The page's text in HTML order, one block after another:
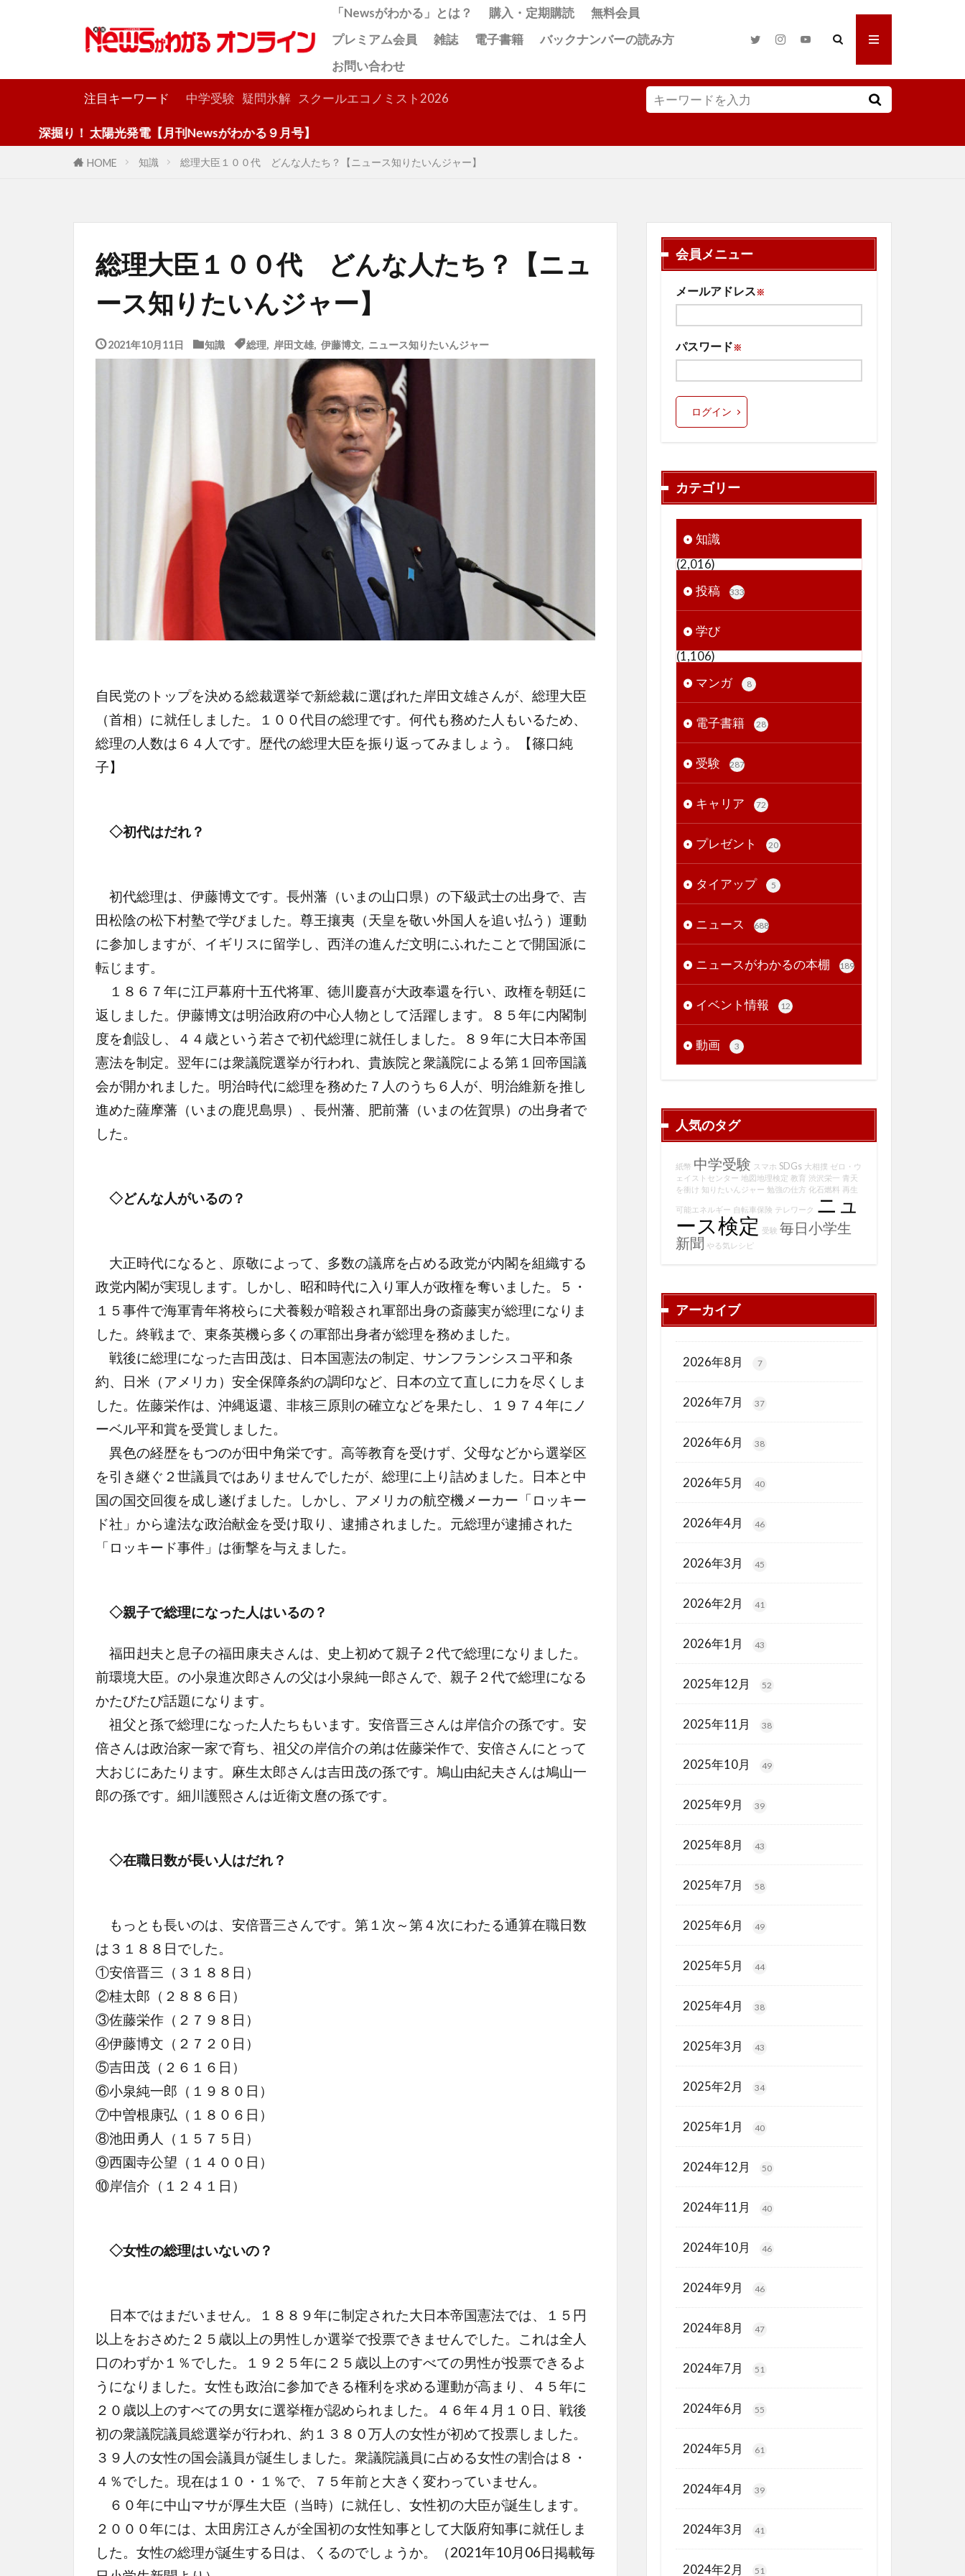
「Newsがわかる」とは？ 購入・定期購読
無料会員
プレミアム会員
雑誌 電子書籍
バックナンバーの読み方
お問い合わせ
注目キーワード 中学受験 疑問氷解 スクールエコノミスト2026
太陽光発電【月刊Newsがわかる９月号】
HOME 知識 総理大臣１００代 どんな人たち？【ニュース知りたいんジャー】
総理大臣１００代 どんな人たち？【ニュ
ース知りたいんジャー】
2021年10月11日 知識 総理 岸田文雄, 伊藤博文, ニュース知りたいんジャー
自民党のトップを決める総裁選挙で新総裁に選ばれた岸田文雄さんが、総理大臣
（首相）に就任しました。１００代目の総理です。何代も務めた人もいるため、
総理の人数は６４人です。歴代の総理大臣を振り返ってみましょう。【篠口純
子】
◇初代はだれ？
初代総理は、伊藤博文です。長州藩（いまの山口県）の下級武士の出身で、吉
田松陰の松下村塾で学びました。尊王攘夷（天皇を敬い外国人を追い払う）運動
に参加しますが、イギリスに留学し、西洋の進んだ文明にふれたことで開国派に
転じます。
１８６７年に江戸幕府十五代将軍、徳川慶喜が大政奉還を行い、政権を朝廷に
返しました。伊藤博文は明治政府の中心人物として活躍します。８５年に内閣制
度を創設し、４４歳という若さで初代総理に就任しました。８９年に大日本帝国
憲法を制定。翌年には衆議院選挙が行われ、貴族院と衆議院による第１回帝国議
会が開かれました。明治時代に総理を務めた７人のうち６人が、明治維新を推し
進めた薩摩藩（いまの鹿児島県）、長州藩、肥前藩（いまの佐賀県）の出身者で
した。
◇どんな人がいるの？
大正時代になると、原敬によって、多数の議席を占める政党が内閣を組織する
政党内閣が実現します。しかし、昭和時代に入り軍人が政権を奪いました。５・
１５事件で海軍青年将校らに犬養毅が暗殺され軍部出身の斎藤実が総理になりま
した。終戦まで、東条英機ら多くの軍部出身者が総理を務めました。
戦後に総理になった吉田茂は、日本国憲法の制定、サンフランシスコ平和条
約、日米（アメリカ）安全保障条約の調印など、日本の立て直しに力を尽くしま
した。佐藤栄作は、沖縄返還、非核三原則の確立などを果たし、１９７４年にノ
ーベル平和賞を受賞しました。
異色の経歴をもつのが田中角栄です。高等教育を受けず、父母などから選挙区
を引き継ぐ２世議員ではありませんでしたが、総理に上り詰めました。日本と中
国の国交回復を成し遂げました。しかし、アメリカの航空機メーカー「ロッキー
ド社」から違法な政治献金を受け取り、逮捕されました。元総理が逮捕された
「ロッキード事件」は衝撃を与えました。
◇親子で総理になった人はいるの？
福田赳夫と息子の福田康夫さんは、史上初めて親子２代で総理になりました。
前環境大臣。の小泉進次郎さんの父は小泉純一郎さんで、親子２代で総理になる
かたびたび話題になります。
祖父と孫で総理になった人たちもいます。安倍晋三さんは岸信介の孫です。安
倍さんは政治家一家で育ち、祖父の岸信介の弟は佐藤栄作で、安倍さんにとって
大おじにあたります。麻生太郎さんは吉田茂の孫です。鳩山由紀夫さんは鳩山一
郎の孫です。細川護熙さんは近衛文麿の孫です。
◇在職日数が長い人はだれ？
もっとも長いのは、安倍晋三さんです。第１次～第４次にわたる通算在職日数
は３１８８日でした。
①安倍晋三（３１８８日）
②桂太郎（２８８６日）
③佐藤栄作（２７９８日）
④伊藤博文（２７２０日）
⑤吉田茂（２６１６日）
⑥小泉純一郎（１９８０日）
⑦中曽根康弘（１８０６日）
⑧池田勇人（１５７５日）
⑨西園寺公望（１４００日）
⑩岸信介（１２４１日）
◇女性の総理はいないの？
日本ではまだいません。１８８９年に制定された大日本帝国憲法では、１５円
以上をおさめた２５歳以上の男性しか選挙で投票できませんでした。これは全人
口のわずか１％でした。１９２５年に２５歳以上のすべての男性が投票できるよ
うになりました。女性も政治に参加できる権利を求める運動が高まり、４５年に
２０歳以上のすべての男女に選挙権が認められました。４６年４月１０日、戦後
初の衆議院議員総選挙が行われ、約１３８０万人の女性が初めて投票しました。
３９人の女性の国会議員が誕生しました。衆議院議員に占める女性の割合は８・
４％でした。現在は１０・１％で、７５年前と大きく変わっていません。
６０年に中山マサが厚生大臣（当時）に就任し、女性初の大臣が誕生します。
２０００年には、太田房江さんが全国初の女性知事として大阪府知事に就任しま
した。女性の総理が誕生する日は、くるのでしょうか。（2021年10月06日掲載毎
会員メニュー
メールアドレス※
パスワード※
ログイン
カテゴリー
知識
(2,016)
投稿
333
学び
(1,106)
マンガ
8
電子書籍 28
受験 287
キャリア 72
プレゼント 20
タイアップ 5
ニュース 688
ニュースがわかるの本棚 189
イベント情報 12
動画 3
人気のタグ
紙幣 中学受験 スマホ SDGs 大相撲 ゼロ・ウ
ェイストセンター 地図地理検定 教育 渋沢栄一 青天
を衝け 知りたいんジャー 勉強の仕方 化石燃料 再生
可能エネルギー 自転車保険 テレワーク ニュ
ース検定 受験 毎日小学生
新聞 やる気レシピ
アーカイブ
2026年8月 7
2026年7月 37
2026年6月 38
2026年5月 40
2026年4月 46
2026年3月 45
2026年2月 41
2026年1月 43
2025年12月 52
2025年11月 38
2025年10月 49
2025年9月 39
2025年8月 43
2025年7月 58
2025年6月 49
2025年5月 44
2025年4月 38
2025年3月 43
2025年2月 34
2025年1月 40
2024年12月 50
2024年11月 40
2024年10月 46
2024年9月 46
2024年8月 47
2024年7月 51
2024年6月 55
2024年5月 61
2024年4月 39
2024年3月 41
2024年2月 51
検索